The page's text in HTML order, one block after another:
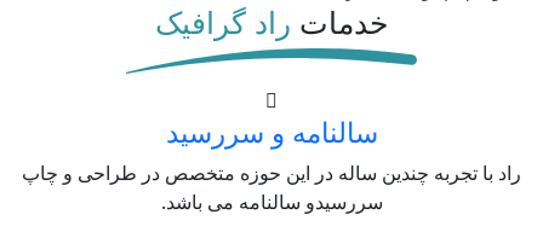
خدمات راد گرافیک
سالنامه و سررسید
راد با تجربه چندین ساله در این حوزه متخصص در طراحی و چاپ
سررسیدو سالنامه می باشد.